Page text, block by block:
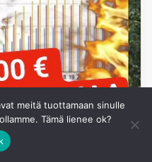
meitä tuottamaan sinulle
Tämä lienee ok?